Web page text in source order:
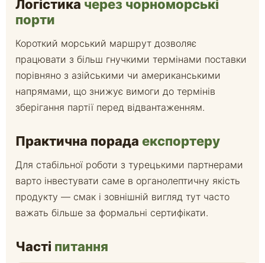
Логістика через чорноморські
порти
Короткий морський маршрут дозволяє
працювати з більш гнучкими термінами поставки
порівняно з азійськими чи американськими
напрямами, що знижує вимоги до термінів
зберігання партії перед відвантаженням.
Практична порада експортеру
Для стабільної роботи з турецькими партнерами
варто інвестувати саме в органолептичну якість
продукту — смак і зовнішній вигляд тут часто
важать більше за формальні сертифікати.
Часті питання